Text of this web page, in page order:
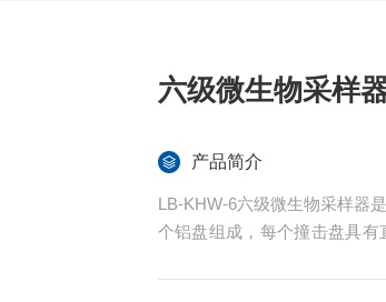
六级微生物采样
产品简介
LB-KHW-6六级微生物采样器
个铝盘组成，每个撞击盘具